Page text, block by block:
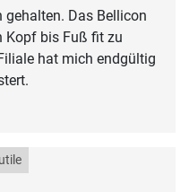
gehalten. Das Bellicon
Kopf bis Fuß fit zu
hat mich endgültig